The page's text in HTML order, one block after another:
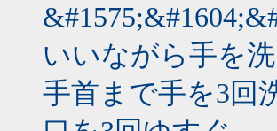
いいながら手を
手首まで手を3回